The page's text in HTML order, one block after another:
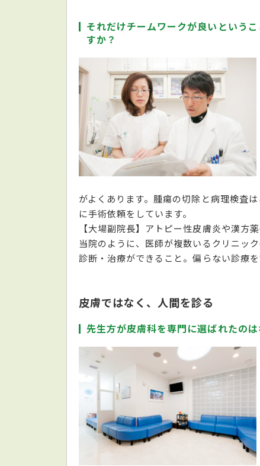
それだけチームワークが良いという
すか？
がよくあります。腫瘍の切除と病理検査
に手術依頼をしています。
【大場副院長】アトピー性皮膚炎や漢方
当院のように、医師が複数いるクリニッ
診断・治療ができること。偏らない診療を
皮膚ではなく、人間を診る
先生方が皮膚科を専門に選ばれたのは